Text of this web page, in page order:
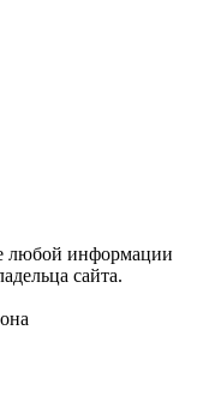
любой информации
сайта.